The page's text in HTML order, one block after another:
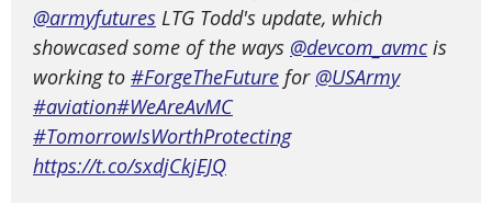
@armyfutures LTG Todd's update, which
showcased some of the ways @devcom_avmcis
working to #ForgeTheFuture for @USArmy
#aviation#WeAreAvMC
#TomorrowIsWorthProtecting
https://t.co/sxdjCkjEJQ